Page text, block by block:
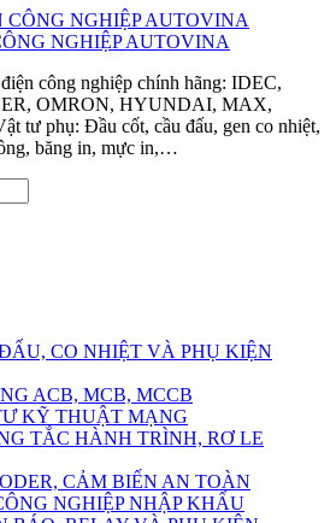
NGHIỆP AUTOVINA
công nghiệp chính hãng: IDEC,
OMRON, HYUNDAI, MAX,
tư phụ: Đầu cốt, cầu đấu, gen co nhiệt,
băng in, mực in,…
CO NHIỆT VÀ PHỤ KIỆN
ACB, MCB, MCCB
KỸ THUẬT MẠNG
TẮC HÀNH TRÌNH, RƠ LE
CẢM BIẾN AN TOÀN
NGHIỆP NHẬP KHẨU